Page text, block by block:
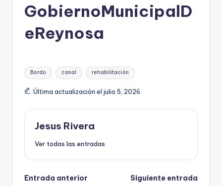
GobiernoMunicipalD
eReynosa
Etiquetas:
Bordo canal rehabilitación
Última actualización el julio 5, 2026
Jesus Rivera
Ver todas las entradas
Navegación
Entrada anterior Siguiente entrada